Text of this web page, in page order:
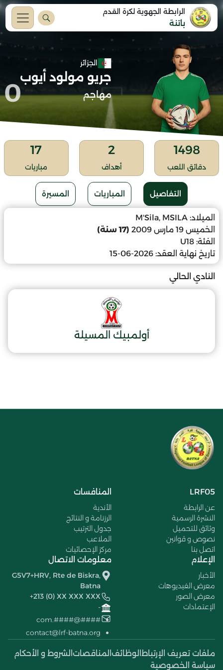
الرابطة الجهوية لكرة القدم
باتنة
الجزائر
جريو مولود أيوب
مهاجم 0
1498
دقائق اللعب
2
أهداف
17
مباريات
التفاصيل المباريات المسيرة
الميلاد: M'Sila, MSILA
الخميس 19 مارس 2009
(17 سنة)
الفئة: U18
تاريخ نهاية العقد: 2026-06-15
النادي الحالي
أولمبيك المسيلة
LRF05
عن الرابطة
النشرة الرسمية
وثائق للتحميل
نصوص و قوانين
اتصل بنا
المنافسات
الأندية
الرزنامة و النتائج
جدول الترتيب
الملاعب
مركز الإحصائيات
الإعلام
الأخبار
معرض الفيديوهات
معرض الصور
الإعتمادات
معلومات الاتصال
G5V7+HRV, Rte de Biskra,
Batna
+213 (0) XX XXX XXX
-
####@####.com
contact@lrf-batna.org
ملفات تعريف الإرتباط الوظائف المناقصات الشروط و الأحكام
سياسة الخصوصية